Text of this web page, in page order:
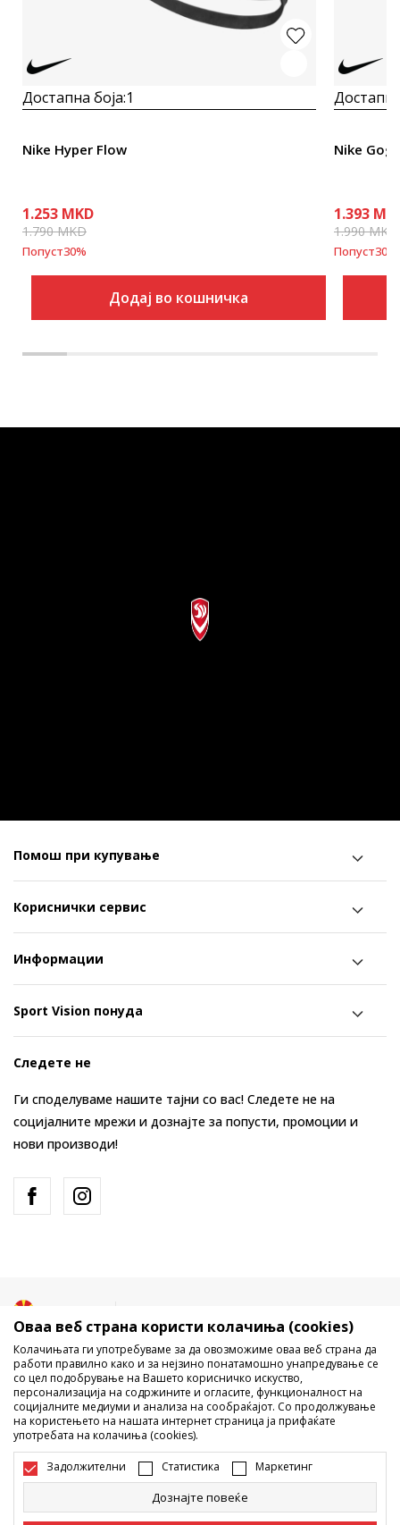
Достапна боја:1
Nike Hyper Flow
1.253 MKD
1.790MKD
Попуст30%
Додај во кошничка
Nike
1.393
1.990MKD
Попуст30
Помош при купување
Кориснички сервис
Информации
Sport Vision понуда
Следете не
Ги споделуваме нашите тајни со вас! Следете не на
социјалните мрежи и дознајте за попусти, промоции и
нови производи!
Не е дозволено превземање или користење на содржината од
интернет страните на Sport Vision, делумно или целосно a се
однесува на логоа, трговски марки, комерцијални содржини, ниту
истите да се отстапуваат на трети лица, јавно да се објавуваат или да
се користат за било какви цели, без писмена согласност од БДС.МК
ДООЕЛ.
Оваа веб страна користи колачиња (cookies)
Колачињата ги употребуваме за да овозможиме оваа веб страна да
работи правилно како и за нејзино понатамошно унапредување се
со цел подобрување на Вашето корисничко искуство,
персонализација на содржините и огласите, функционалност на
социјалните медиуми и анализа на сообраќајот. Со продолжување
на користењето на нашата интернет страница ја прифаќате
употребата на колачиња (cookies).
Задолжителни Статистика Маркетинг
Дознајте повеќе